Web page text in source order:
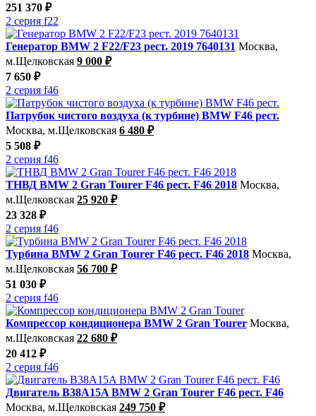
251 370 ₽
2 серия f22
Генератор BMW 2 F22/F23 рест. 2019 7640131 Москва,
м.Щелковская 9 000 ₽
7 650 ₽
2 серия f46
Патрубок чистого воздуха (к турбине) BMW F46 рест.
Москва, м.Щелковская 6 480 ₽
5 508 ₽
2 серия f46
ТНВД BMW 2 Gran Tourer F46 рест. F46 2018 Москва,
м.Щелковская 25 920 ₽
23 328 ₽
2 серия f46
Турбина BMW 2 Gran Tourer F46 рест. F46 2018 Москва,
м.Щелковская 56 700 ₽
51 030 ₽
2 серия f46
Компрессор кондиционера BMW 2 Gran Tourer Москва,
м.Щелковская 22 680 ₽
20 412 ₽
2 серия f46
Двигатель B38A15A BMW 2 Gran Tourer F46 рест. F46
Москва, м.Щелковская 249 750 ₽